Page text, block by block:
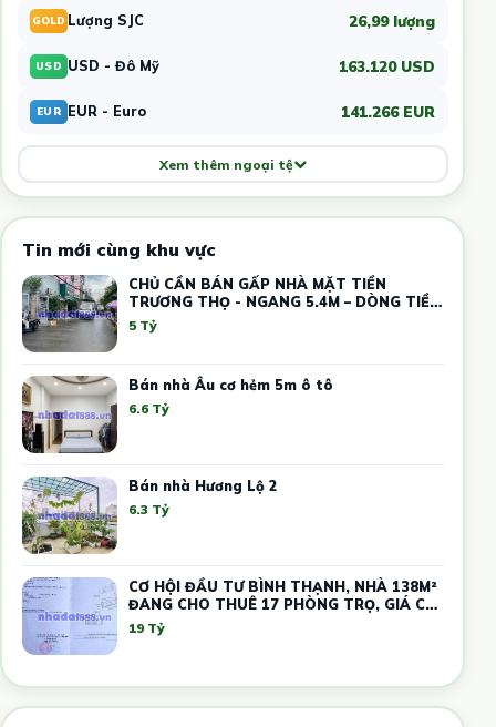
GOLD Lượng SJC 26,99 lượng
USD USD - Đô Mỹ 163.120 USD
EUR EUR - Euro 141.266 EUR
Xem thêm ngoại tệ
Tin mới cùng khu vực
CHỦ CẦN BÁN GẤP NHÀ MẶT TIỀN
TRƯƠNG THỌ - NGANG 5.4M – DÒNG TIỀN
12 TRIỆU
5 Tỷ
Bán nhà Âu cơ hẻm 5m ô tô
6.6 Tỷ
Bán nhà Hương Lộ 2
6.3 Tỷ
CƠ HỘI ĐẦU TƯ BÌNH THẠNH, NHÀ 138M²
ĐANG CHO THUÊ 17 PHÒNG TRỌ, GIÁ CHỈ
19 TỶ
19 Tỷ